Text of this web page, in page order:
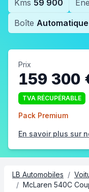
Kms 59 900
Boîte Automatique
Prix
159 300
TVA RÉCUPÉRABLE
Pack Premium
En savoir plus sur
LB Automobiles /
/ McLaren 540C